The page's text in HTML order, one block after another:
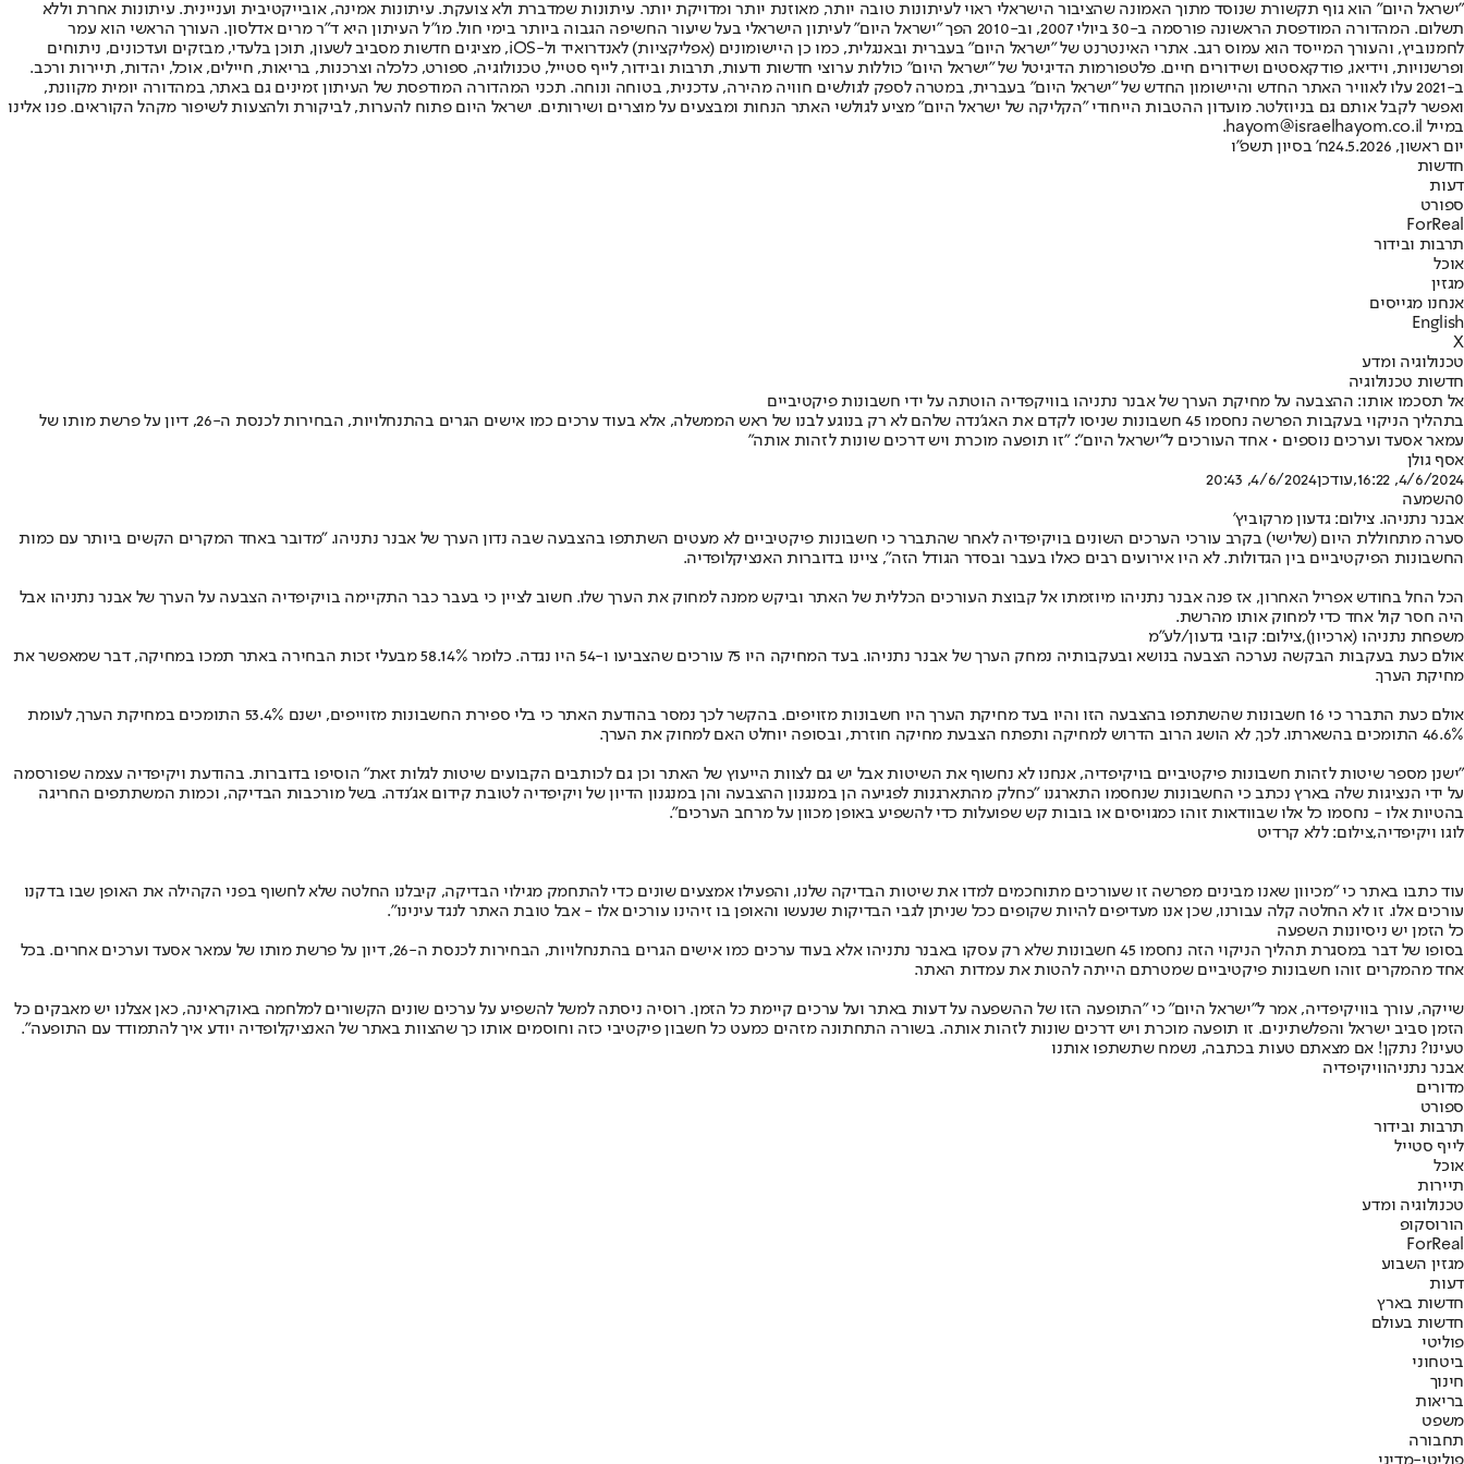
"ישראל היום" הוא גוף תקשורת שנוסד מתוך האמונה שהציבור הישראלי ראוי לעיתונות טובה יותר, מאוזנת יותר ומדויקת יותר. עיתונות שמדברת ולא צועקת. עיתונות אמינה, אובייקטיבית ועניינית. עיתונות אחרת וללא
תשלום. המהדורה המודפסת הראשונה פורסמה ב-30 ביולי 2007, וב-2010 הפך "ישראל היום" לעיתון הישראלי בעל שיעור החשיפה הגבוה ביותר בימי חול. מו"ל העיתון היא ד"ר מרים אדלסון. העורך הראשי הוא עמר
לחמנוביץ, והעורך המייסד הוא עמוס רגב. אתרי האינטרנט של "ישראל היום" בעברית ובאנגלית, כמו כן היישומונים (אפליקציות) לאנדרואיד ול-iOS, מציגים חדשות מסביב לשעון, תוכן בלעדי, מבזקים ועדכונים, ניתוחים
ופרשנויות, וידיאו, פודקאסטים ושידורים חיים. פלטפורמות הדיגיטל של "ישראל היום" כוללות ערוצי חדשות ודעות, תרבות ובידור, לייף סטייל, טכנולוגיה, ספורט, כלכלה וצרכנות, בריאות, חיילים, אוכל, יהדות, תיירות ורכב.
ב-2021 עלו לאוויר האתר החדש והיישומון החדש של "ישראל היום" בעברית, במטרה לספק לגולשים חוויה מהירה, עדכנית, בטוחה ונוחה. תכני המהדורה המודפסת של העיתון זמינים גם באתר, במהדורה יומית מקוונת,
ואפשר לקבל אותם גם בניוזלטר. מועדון ההטבות הייחודי "הקליקה של ישראל היום" מציע לגולשי האתר הנחות ומבצעים על מוצרים ושירותים. ישראל היום פתוח להערות, לביקורת ולהצעות לשיפור מקהל הקוראים. פנו אלינו
במייל hayom@israelhayom.co.il.
יום ראשון, 24.5.2026
ח' בסיון תשפ"ו
חדשות
דעות
ספורט
ForReal
תרבות ובידור
אוכל
מגזין
אנחנו מגייסים
English
X
טכנולוגיה ומדע
חדשות טכנולוגיה
אל תסכמו אותו: ההצבעה על מחיקת הערך של אבנר נתניהו בוויקפדיה הוטתה על ידי חשבונות פיקטיביים
בתהליך הניקוי בעקבות הפרשה נחסמו 45 חשבונות שניסו לקדם את האג'נדה שלהם לא רק בנוגע לבנו של ראש הממשלה, אלא בעוד ערכים כמו אישים הגרים בהתנחלויות, הבחירות לכנסת ה-26, דיון על פרשת מותו של
עמאר אסעד וערכים נוספים • אחד העורכים ל"ישראל היום": "זו תופעה מוכרת ויש דרכים שונות לזהות אותה"
אסף גולן
4/6/2024, 16:22
,עודכן4/6/2024, 20:43
0השמעה
אבנר נתניהו. צילום: גדעון מרקוביץ'
סערה מתחוללת היום (שלישי) בקרב עורכי הערכים השונים בויקיפדיה לאחר שהתברר כי חשבונות פיקטיביים לא מעטים השתתפו בהצבעה שבה נדון הערך של אבנר נתניהו. "מדובר באחד המקרים הקשים ביותר עם כמות
החשבונות הפיקטיביים בין הגדולות. לא היו אירועים רבים כאלו בעבר ובסדר הגודל הזה", ציינו בדוברות האנציקלופדיה.
הכל החל בחודש אפריל האחרון, אז פנה אבנר נתניהו מיוזמתו אל קבוצת העורכים הכללית של האתר וביקש ממנה למחוק את הערך שלו. חשוב לציין כי בעבר כבר התקיימה בויקיפדיה הצבעה על הערך של אבנר נתניהו אבל
היה חסר קול אחד כדי למחוק אותו מהרשת.
משפחת נתניהו (ארכיון),צילום: קובי גדעון/לע"מ
אולם כעת בעקבות הבקשה נערכה הצבעה בנושא ובעקבותיה נמחק הערך של אבנר נתניהו. בעד המחיקה היו 75 עורכים שהצביעו ו-54 היו נגדה. כלומר 58.14% מבעלי זכות הבחירה באתר תמכו במחיקה, דבר שמאפשר את
מחיקת הערך.
אולם כעת התברר כי 16 חשבונות שהשתתפו בהצבעה הזו והיו בעד מחיקת הערך היו חשבונות מזויפים. בהקשר לכך נמסר בהודעת האתר כי בלי ספירת החשבונות מזוייפים, ישנם 53.4% התומכים במחיקת הערך, לעומת
46.6% התומכים בהשארתו. לכך, לא הושג הרוב הדרוש למחיקה ותפתח הצבעת מחיקה חוזרת, ובסופה יוחלט האם למחוק את הערך.
"ישנן מספר שיטות לזהות חשבונות פיקטיביים בויקיפדיה, אנחנו לא נחשוף את השיטות אבל יש גם לצוות הייעוץ של האתר וכן גם לכותבים הקבועים שיטות לגלות זאת" הוסיפו בדוברות. בהודעת ויקיפדיה עצמה שפורסמה
על ידי הנציגות שלה בארץ נכתב כי החשבונות שנחסמו התארגנו "כחלק מהתארגנות לפגיעה הן במנגנון ההצבעה והן במנגנון הדיון של ויקיפדיה לטובת קידום אג'נדה. בשל מורכבות הבדיקה, וכמות המשתתפים החריגה
בהטיות אלו - נחסמו כל אלו שבוודאות זוהו כמגויסים או בובות קש שפועלות כדי להשפיע באופן מכוון על מרחב הערכים".
לוגו ויקיפדיה,צילום: ללא קרדיט
עוד כתבו באתר כי "מכיוון שאנו מבינים מפרשה זו שעורכים מתוחכמים למדו את שיטות הבדיקה שלנו, והפעילו אמצעים שונים כדי להתחמק מגילוי הבדיקה, קיבלנו החלטה שלא לחשוף בפני הקהילה את האופן שבו בדקנו
עורכים אלו. זו לא החלטה קלה עבורנו, שכן אנו מעדיפים להיות שקופים ככל שניתן לגבי הבדיקות שנעשו והאופן בו זיהינו עורכים אלו - אבל טובת האתר לנגד עינינו".
כל הזמן יש ניסיונות השפעה
בסופו של דבר במסגרת תהליך הניקוי הזה נחסמו 45 חשבונות שלא רק עסקו באבנר נתניהו אלא בעוד ערכים כמו אישים הגרים בהתנחלויות, הבחירות לכנסת ה-26, דיון על פרשת מותו של עמאר אסעד וערכים אחרים. בכל
אחד מהמקרים זוהו חשבונות פיקטיביים שמטרתם הייתה להטות את עמדות האתר.
שייקה, עורך בוויקיפדיה, אמר ל"ישראל היום" כי "התופעה הזו של ההשפעה על דעות באתר ועל ערכים קיימת כל הזמן. רוסיה ניסתה למשל להשפיע על ערכים שונים הקשורים למלחמה באוקראינה, כאן אצלנו יש מאבקים כל
הזמן סביב ישראל והפלשתינים. זו תופעה מוכרת ויש דרכים שונות לזהות אותה. בשורה התחתונה מזהים כמעט כל חשבון פיקטיבי כזה וחוסמים אותו כך שהצוות באתר של האנציקלופדיה יודע איך להתמודד עם התופעה".
טעינו? נתקן! אם מצאתם טעות בכתבה, נשמח שתשתפו אותנו
אבנר נתניהוויקיפדיה
מדורים
ספורט
תרבות ובידור
לייף סטייל
אוכל
תיירות
טכנולוגיה ומדע
הורוסקופ
ForReal
מגזין השבוע
דעות
חדשות בארץ
חדשות בעולם
פוליטי
ביטחוני
חינוך
בריאות
משפט
תחבורה